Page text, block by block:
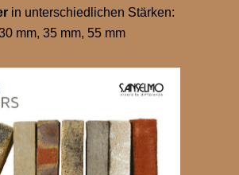
in unterschiedlichen Stärken:
mm, 35 mm, 55 mm